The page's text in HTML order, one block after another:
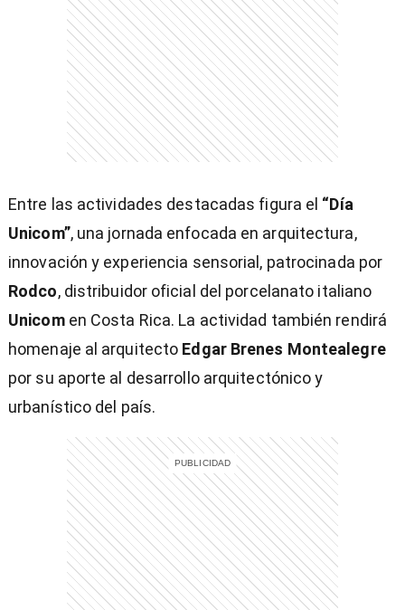
Entre las actividades destacadas figura el “Día
Unicom”, una jornada enfocada en arquitectura,
innovación y experiencia sensorial, patrocinada por
Rodco, distribuidor oficial del porcelanato italiano
Unicomen Costa Rica. La actividad también rendirá
homenaje al arquitecto Edgar Brenes Montealegre
por su aporte al desarrollo arquitectónico y
urbanístico del país.